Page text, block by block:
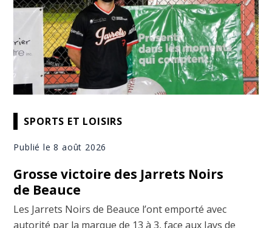
SPORTS ET LOISIRS
Publié le 8 août 2026
Grosse victoire des Jarrets Noirs
de Beauce
Les Jarrets Noirs de Beauce l’ont emporté avec
autorité par la marque de 13 à 3, face aux Jays de